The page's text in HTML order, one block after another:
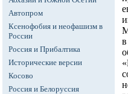
Автопром
Ксенофобия и неофашизм в
России
Россия и Прибалтика
Исторические версии
Косово
Россия и Белоруссия